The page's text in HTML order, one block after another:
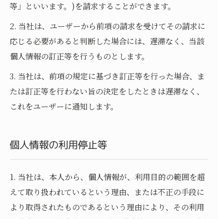
等」といいます。)を請求することができます。
2. 当社は、ユーザーから前項の請求を受けてその請求に
応じる必要があると判断した場合には、遅滞なく、当該
個人情報の訂正等を行うものとします。
3. 当社は、前項の規定に基づき訂正等を行った場合、ま
たは訂正等を行わない旨の決定をしたときは遅滞なく、
これをユーザーに通知します。
個人情報の利用停止等
1. 当社は、本人から、個人情報が、利用目的の範囲を超
えて取り扱われているという理由、または不正の手段に
より取得されたものであるという理由により、その利用